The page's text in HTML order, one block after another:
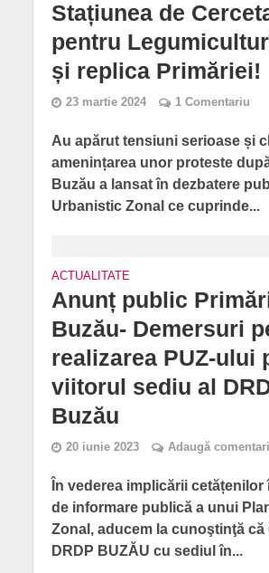
Stațiunea de
pentru
și replica Primăriei!
23 martie 2024 1 Comentariu
Au apărut tensiuni serioase și
amenințarea unor proteste
Buzău a lansat în dezbatere
Urbanistic Zonal ce cuprinde...
ACTUALITATE
Anunț public
Buzău- Demersuri
realizarea PUZ-ului
viitorul sediu al
Buzău
20 iunie 2023 Adaugă
În vederea implicării cetățenilor
de informare publică a unui
Zonal, aducem la cunoştinţă că
DRDP BUZĂU cu sediul în...